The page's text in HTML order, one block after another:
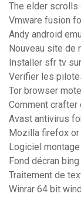
The elder scrolls
Vmware fusion
Andy android
Nouveau site de
Installer sfr tv
Verifier les
Tor browser
Comment
Avast antivirus
Mozilla firefox
Logiciel
Fond décran
Traitement de
Winrar 64 bit